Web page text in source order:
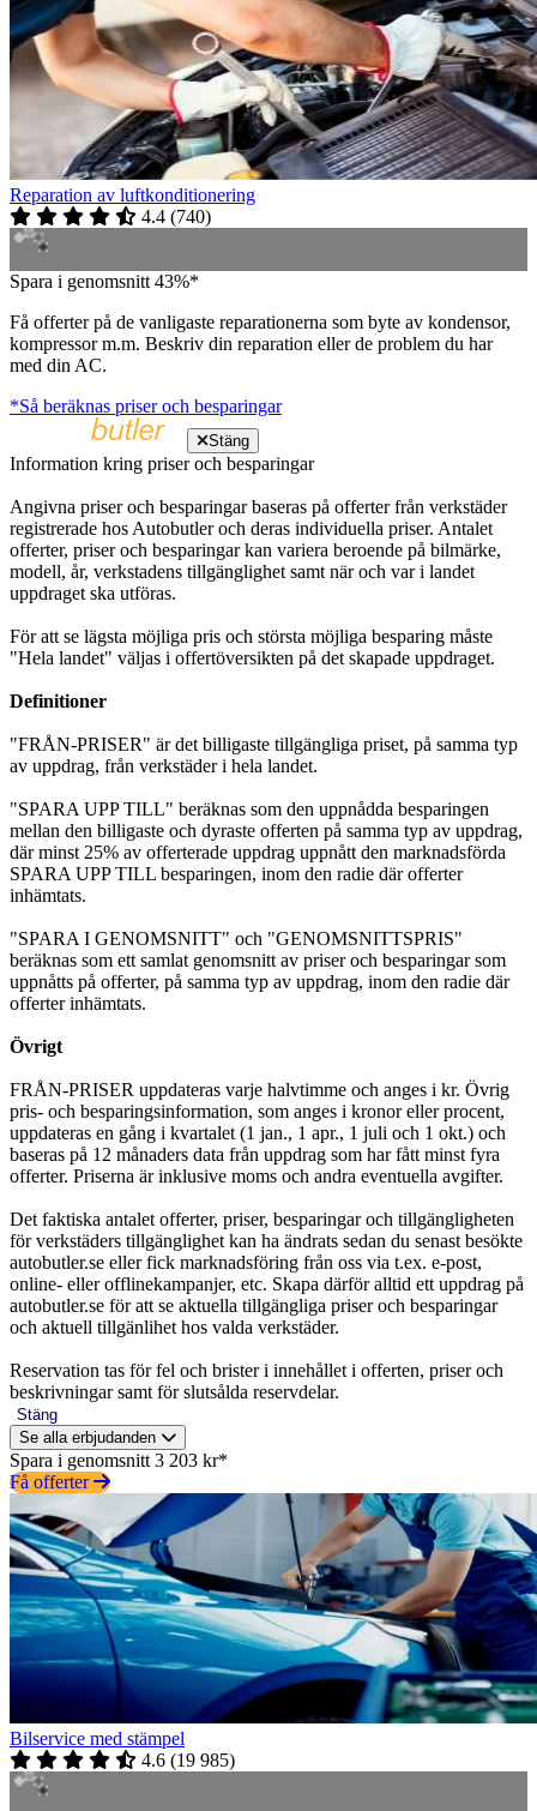
Reparation av luftkonditionering
4.4 (740)
Spara i genomsnitt 43%*
Få offerter på de vanligaste reparationerna som byte av kondensor,
kompressor m.m. Beskriv din reparation eller de problem du har
med din AC.
*Så beräknas priser och besparingar
Stäng
Information kring priser och besparingar
Angivna priser och besparingar baseras på offerter från verkstäder
registrerade hos Autobutler och deras individuella priser. Antalet
offerter, priser och besparingar kan variera beroende på bilmärke,
modell, år, verkstadens tillgänglighet samt när och var i landet
uppdraget ska utföras.
För att se lägsta möjliga pris och största möjliga besparing måste
"Hela landet" väljas i offertöversikten på det skapade uppdraget.
Definitioner
"FRÅN-PRISER" är det billigaste tillgängliga priset, på samma typ
av uppdrag, från verkstäder i hela landet.
"SPARA UPP TILL" beräknas som den uppnådda besparingen
mellan den billigaste och dyraste offerten på samma typ av uppdrag,
där minst 25% av offerterade uppdrag uppnått den marknadsförda
SPARA UPP TILL besparingen, inom den radie där offerter
inhämtats.
"SPARA I GENOMSNITT" och "GENOMSNITTSPRIS"
beräknas som ett samlat genomsnitt av priser och besparingar som
uppnåtts på offerter, på samma typ av uppdrag, inom den radie där
offerter inhämtats.
Övrigt
FRÅN-PRISER uppdateras varje halvtimme och anges i kr. Övrig
pris- och besparingsinformation, som anges i kronor eller procent,
uppdateras en gång i kvartalet (1 jan., 1 apr., 1 juli och 1 okt.) och
baseras på 12 månaders data från uppdrag som har fått minst fyra
offerter. Priserna är inklusive moms och andra eventuella avgifter.
Det faktiska antalet offerter, priser, besparingar och tillgängligheten
för verkstäders tillgänglighet kan ha ändrats sedan du senast besökte
autobutler.se eller fick marknadsföring från oss via t.ex. e-post,
online- eller offlinekampanjer, etc. Skapa därför alltid ett uppdrag på
autobutler.se för att se aktuella tillgängliga priser och besparingar
och aktuell tillgänlihet hos valda verkstäder.
Reservation tas för fel och brister i innehållet i offerten, priser och
beskrivningar samt för slutsålda reservdelar.
Stäng
Se alla erbjudanden
Spara i genomsnitt 3 203 kr*
Få offerter
Bilservice med stämpel
4.6 (19 985)